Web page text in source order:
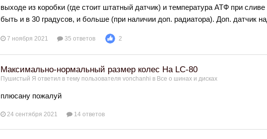
выходе из коробки (где стоит штатный датчик) и температура АТФ при
быть и в 30 градусов, и больше (при наличии доп. радиатора). Доп. датчик
7 ноября 2021 35 ответов 2
Максимально-нормальный размер колес На LC-80
Пушистый Я ответил в тему пользователя vonchanhi в Все о шинах и дисках
плюсану пожалуй
24 сентября 2021 14 ответов